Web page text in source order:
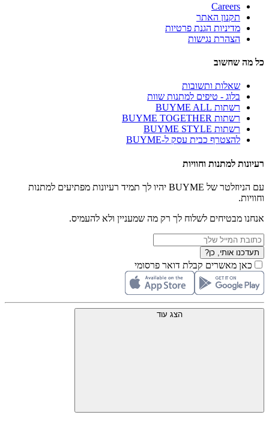
Careers
תקנון האתר
מדיניות הגנת פרטיות
הצהרת נגישות
כל מה שחשוב
שאלות ותשובות
בלוג - טיפים למתנות שוות
רשתות BUYME ALL
רשתות BUYME TOGETHER
רשתות BUYME STYLE
להצטרף כבית עסק ל-BUYME
רעיונות למתנות וחוויות
עם הניוזלטר של BUYME יהיו לך תמיד רעיונות מפתיעים למתנות
וחוויות.
אנחנו מבטיחים לשלוח לך רק מה שמעניין ולא להעמיס.
תעדכנו אותי, כן?
כאן מאשרים קבלת דואר פרסומי
הצג עוד